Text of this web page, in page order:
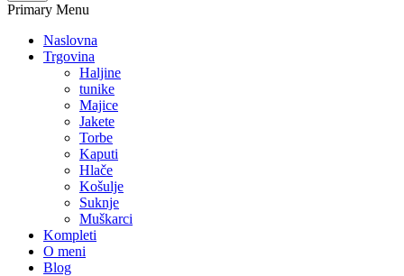
Primary Menu
Naslovna
Trgovina
Haljine
tunike
Majice
Jakete
Torbe
Kaputi
Hlače
Košulje
Suknje
Muškarci
Kompleti
O meni
Blog